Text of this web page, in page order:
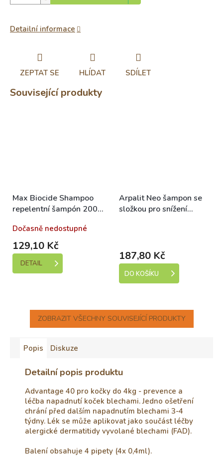
Detailní informace
ZEPTAT SE HLÍDAT SDÍLET
Související produkty
Max Biocide Shampoo
repelentní šampón 200
Dočasně nedostupné
129,10 Kč
DETAIL
Arpalit Neo šampon se
složkou pro snížení
187,80 Kč
DO KOŠÍKU
ZOBRAZIT VŠECHNY SOUVISEJÍCÍ PRODUKTY
Popis Diskuze
Detailní popis produktu
Advantage 40 pro kočky do 4kg - prevence a
léčba napadnutí koček blechami. Jedno ošetření
chrání před dalším napadnutím blechami 3-4
týdny. Lék se může aplikovat jako součást léčby
alergické dermatitidy vyvolané blechami (FAD).
Balení obsahuje 4 pipety (4x 0,4ml).